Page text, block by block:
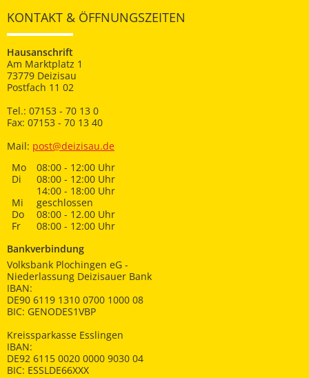
KONTAKT & ÖFFNUNGSZEITEN
Hausanschrift
Am Marktplatz 1
73779 Deizisau
Postfach 11 02
Tel.: 07153 - 70 13 0
Fax: 07153 - 70 13 40
Mail: post@deizisau.de
Mo
08:00 - 12:00 Uhr
Di
08:00 - 12:00 Uhr
14:00 - 18:00 Uhr
Mi
geschlossen
Do
08:00 - 12.00 Uhr
Fr
08:00 - 12:00 Uhr
Bankverbindung
Volksbank Plochingen eG -
Niederlassung Deizisauer Bank
IBAN:
DE90 6119 1310 0700 1000 08
BIC: GENODES1VBP
Kreissparkasse Esslingen
IBAN:
DE92 6115 0020 0000 9030 04
BIC: ESSLDE66XXX